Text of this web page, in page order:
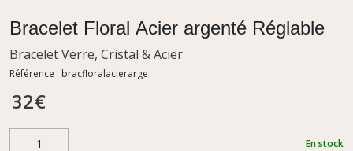
Bracelet Floral Acier argenté Réglable
Bracelet Verre, Cristal & Acier
Référence : bracfloralacierarge
32€
En stock